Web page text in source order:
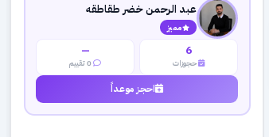
عبد الرحمن خضر طقاطقه
مميز
6
حجوزات
—
احجز موعداً